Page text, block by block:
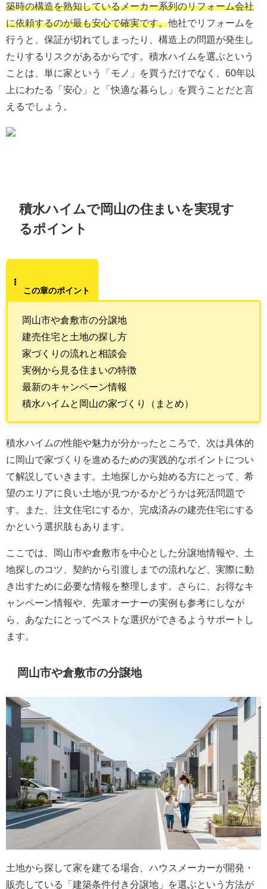
築時の構造を熟知しているメーカー系列のリフォーム会社
に依頼するのが最も安心で確実です。他社でリフォームを
行うと、保証が切れてしまったり、構造上の問題が発生し
たりするリスクがあるからです。積水ハイムを選ぶという
ことは、単に家という「モノ」を買うだけでなく、60年以
上にわたる「安心」と「快適な暮らし」を買うことだと言
えるでしょう。
積水ハイムで岡山の住まいを実現す
るポイント
この章のポイント
岡山市や倉敷市の分譲地
建売住宅と土地の探し方
家づくりの流れと相談会
実例から見る住まいの特徴
最新のキャンペーン情報
積水ハイムと岡山の家づくり（まとめ）
積水ハイムの性能や魅力が分かったところで、次は具体的
に岡山で家づくりを進めるための実践的なポイントについ
て解説していきます。土地探しから始める方にとって、希
望のエリアに良い土地が見つかるかどうかは死活問題で
す。また、注文住宅にするか、完成済みの建売住宅にする
かという選択肢もあります。
ここでは、岡山市や倉敷市を中心とした分譲地情報や、土
地探しのコツ、契約から引渡しまでの流れなど、実際に動
き出すために必要な情報を整理します。さらに、お得なキ
ャンペーン情報や、先輩オーナーの実例も参考にしなが
ら、あなたにとってベストな選択ができるようサポートし
ます。
岡山市や倉敷市の分譲地
土地から探して家を建てる場合、ハウスメーカーが開発・
販売している「建築条件付き分譲地」を選ぶという方法が